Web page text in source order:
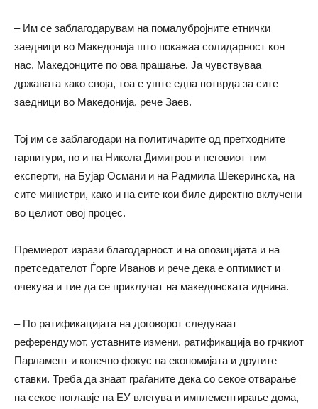
– Им се заблагодарувам на помалубројните етнички
заедници во Македонија што покажаа солидарност кон
нас, Македонците по ова прашање. Ја чувствуваа
државата како своја, тоа е уште една потврда за сите
заедници во Македонија, рече Заев.
Тој им се заблагодари на политичарите од претходните
гарнитури, но и на Никола Димитров и неговиот тим
експерти, на Бујар Османи и на Радмила Шекеринска, на
сите министри, како и на сите кои биле директно вклучени
во целиот овој процес.
Премиерот изрази благодарност и на опозицијата и на
претседателот Ѓорге Иванов и рече дека е оптимист и
очекува и тие да се приклучат на македонската иднина.
– По ратификацијата на договорот следуваат
референдумот, уставните измени, ратификација во грчкиот
Парламент и конечно фокус на економијата и другите
ставки. Треба да знаат граѓаните дека со секое отварање
на секое поглавје на ЕУ влегува и имплементирање дома,